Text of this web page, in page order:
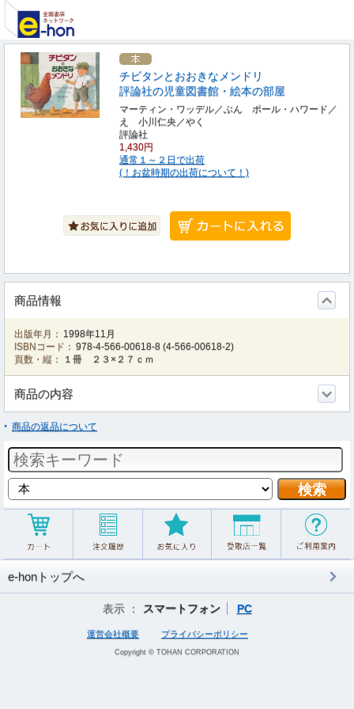
チビタンとおおきなメンドリ
評論社の児童図書館・絵本の部屋
マーティン・ワッデル／ぶん ポール・ハワード／
え 小川仁央／やく
評論社
1,430円
通常１～２日で出荷
(！お盆時期の出荷について！)
商品情報
出版年月： 1998年11月
ISBNコード： 978-4-566-00618-8 (4-566-00618-2)
頁数・縦：
１冊 ２３×２７ｃｍ
商品の内容
商品の返品について
e-honトップへ
表示 ： スマートフォン PC
運営会社概要 プライバシーポリシー
Copyright © TOHAN CORPORATION